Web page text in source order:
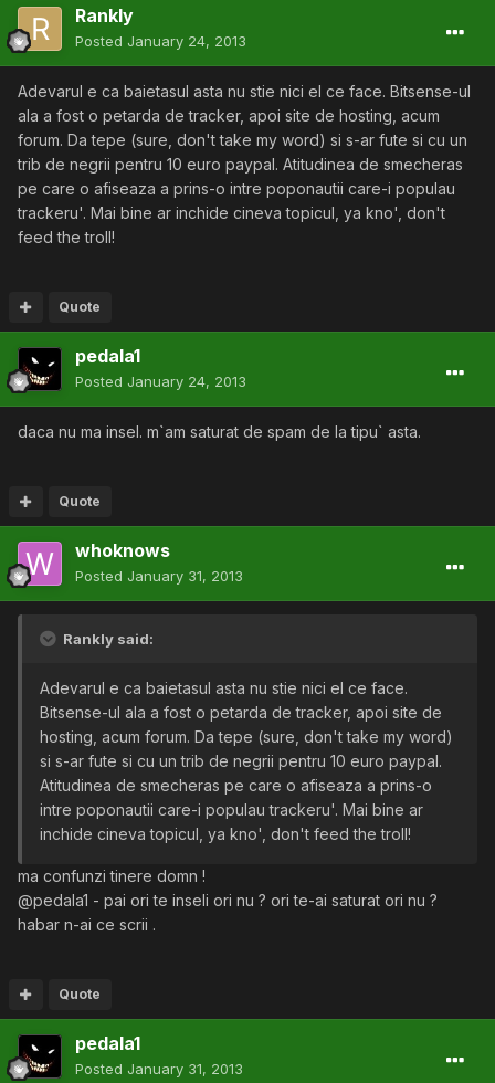
Rankly
Posted January 24, 2013
Adevarul e ca baietasul asta nu stie nici el ce face. Bitsense-ul
ala a fost o petarda de tracker, apoi site de hosting, acum
forum. Da tepe (sure, don't take my word) si s-ar fute si cu un
trib de negrii pentru 10 euro paypal. Atitudinea de smecheras
pe care o afiseaza a prins-o intre poponautii care-i populau
trackeru'. Mai bine ar inchide cineva topicul, ya kno', don't
feed the troll!
Quote
pedala1
Posted January 24, 2013
daca nu ma insel. m`am saturat de spam de la tipu` asta.
Quote
whoknows
Posted January 31, 2013
Rankly said:
Adevarul e ca baietasul asta nu stie nici el ce face.
Bitsense-ul ala a fost o petarda de tracker, apoi site de
hosting, acum forum. Da tepe (sure, don't take my word)
si s-ar fute si cu un trib de negrii pentru 10 euro paypal.
Atitudinea de smecheras pe care o afiseaza a prins-o
intre poponautii care-i populau trackeru'. Mai bine ar
inchide cineva topicul, ya kno', don't feed the troll!
ma confunzi tinere domn !
@pedala1 - pai ori te inseli ori nu ? ori te-ai saturat ori nu ?
habar n-ai ce scrii .
Quote
pedala1
Posted January 31, 2013